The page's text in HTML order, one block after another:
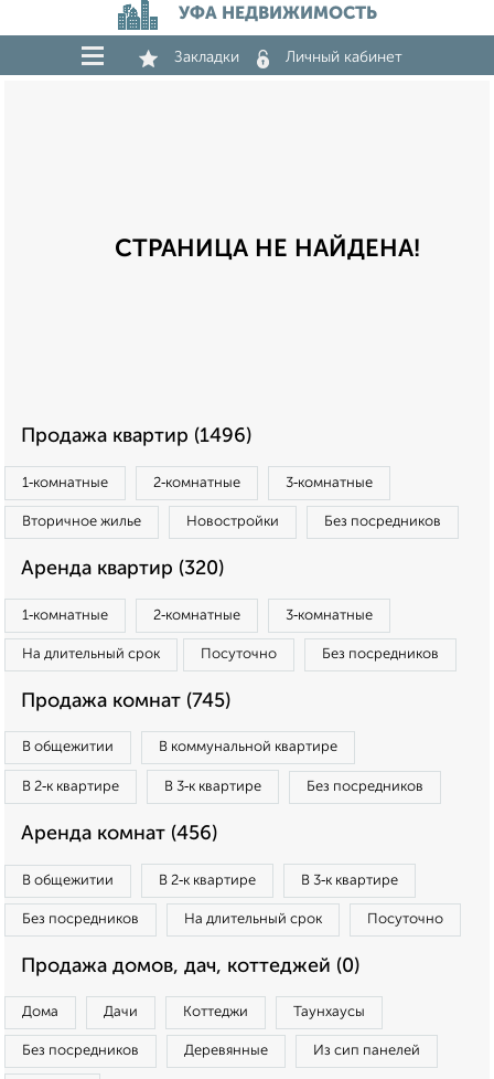
УФА НЕДВИЖИМОСТЬ
Закладки Личный кабинет
СТРАНИЦА НЕ НАЙДЕНА!
Продажа квартир (1496)
1‑комнатные 2‑комнатные 3‑комнатные
Вторичное жилье Новостройки Без посредников
Аренда квартир (320)
1‑комнатные 2‑комнатные 3‑комнатные
На длительный срок Посуточно Без посредников
Продажа комнат (745)
В общежитии В коммунальной квартире
В 2‑к квартире В 3‑к квартире Без посредников
Аренда комнат (456)
В общежитии В 2‑к квартире В 3‑к квартире
Без посредников На длительный срок Посуточно
Продажа домов, дач, коттеджей (0)
Дома Дачи Коттеджи Таунхаусы
Без посредников Деревянные Из сип панелей